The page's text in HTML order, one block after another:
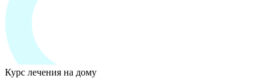
Курс лечения на дому